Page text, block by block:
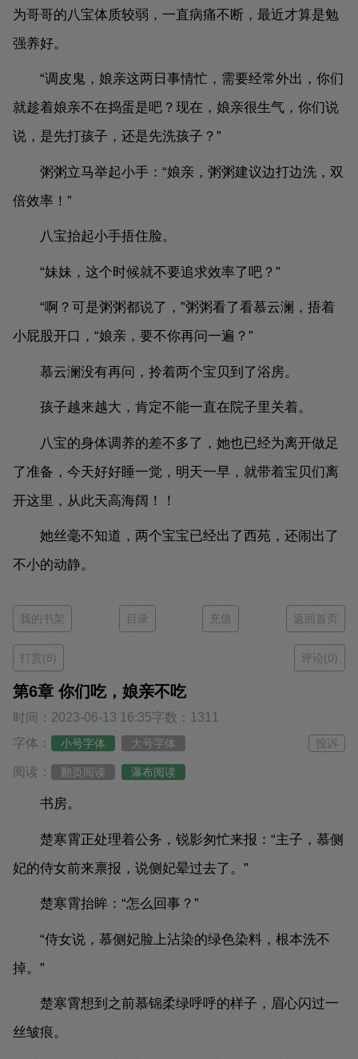
为哥哥的八宝体质较弱，一直病痛不断，最近才算是勉
强养好。
“调皮鬼，娘亲这两日事情忙，需要经常外出，你们
就趁着娘亲不在捣蛋是吧？现在，娘亲很生气，你们说
说，是先打孩子，还是先洗孩子？”
粥粥立马举起小手：“娘亲，粥粥建议边打边洗，双
倍效率！”
八宝抬起小手捂住脸。
“妹妹，这个时候就不要追求效率了吧？”
“啊？可是粥粥都说了，”粥粥看了看慕云澜，捂着
小屁股开口，“娘亲，要不你再问一遍？”
慕云澜没有再问，拎着两个宝贝到了浴房。
孩子越来越大，肯定不能一直在院子里关着。
八宝的身体调养的差不多了，她也已经为离开做足
了准备，今天好好睡一觉，明天一早，就带着宝贝们离
开这里，从此天高海阔！！
她丝毫不知道，两个宝宝已经出了西苑，还闹出了
不小的动静。
我的书架 目录 充值 返回首页
打赏(8) 评论(0)
第6章 你们吃，娘亲不吃
时间：2023-06-13 16:35字数：1311
字体：
小号字体 大号字体 投诉
阅读： 翻页阅读 瀑布阅读
书房。
楚寒霄正处理着公务，锐影匆忙来报：“主子，慕侧
妃的侍女前来禀报，说侧妃晕过去了。”
楚寒霄抬眸：“怎么回事？”
“侍女说，慕侧妃脸上沾染的绿色染料，根本洗不
掉。”
楚寒霄想到之前慕锦柔绿呼呼的样子，眉心闪过一
丝皱痕。